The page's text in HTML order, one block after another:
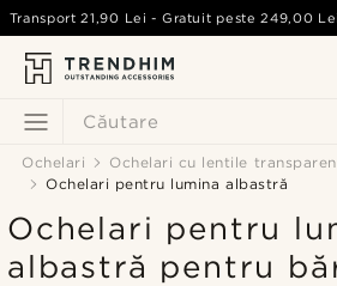
Căutare
Transport 21,90 Lei - Gratuit peste249,00 Lei
Ochelari
Ochelari cu lentile
Ochelari pentru lumina albastră
Ochelari pentru
albastră pentru